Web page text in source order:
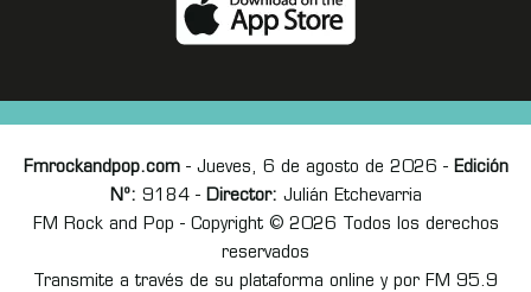
Fmrockandpop.com- Jueves, 6 de agosto de 2026 - Edición
Nº: 9184 - Director: Julián Etchevarria
FM Rock and Pop - Copyright © 2026 Todos los derechos
reservados
Transmite a través de su plataforma online y por FM 95.9